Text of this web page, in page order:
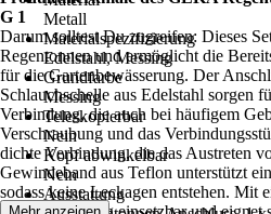
Metall
Materialspezifizierung
Edelstahl, Messing
Grundfarbe
Messing
Teleskopierbar
Nein
Kopf abwinkelbar
Nein
Ausstattung
G 1
Darum solltest Du zugreifen: Dieses
Regentonnen und ermöglicht die
für die Gartenbewässerung. Der
Schlauchschelle aus Edelstahl sorgen
Verbindung, die auch bei häufigem
Verschraubung und das
dichte Verbindung, die das Austreten
Gewindeband aus Teflon unterstützt
sodass keine Leckagen entstehen. Mit